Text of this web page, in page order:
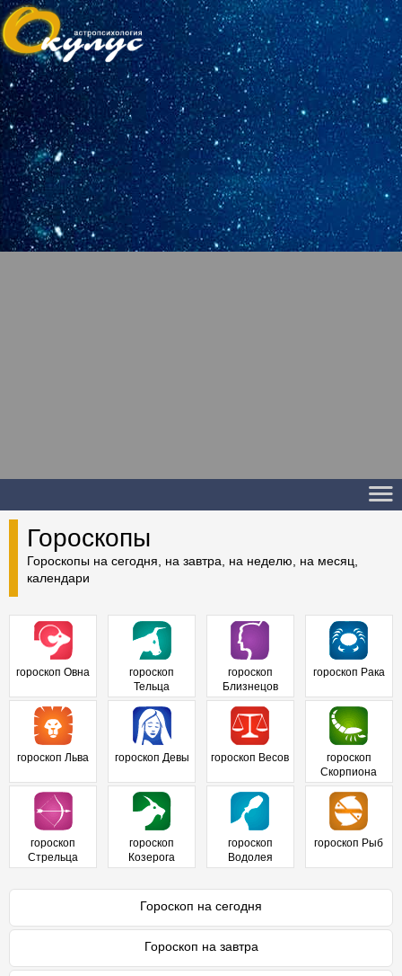
Гороскопы
Гороскопы на сегодня, на завтра, на неделю, на месяц,
календари
гороскоп Овна
гороскоп
Тельца
гороскоп
Близнецов
гороскоп Рака
гороскоп Льва гороскоп Девы гороскоп Весов
гороскоп
Скорпиона
гороскоп
Стрельца
гороскоп
Козерога
гороскоп
Водолея
гороскоп Рыб
Гороскоп на сегодня
Гороскоп на завтра